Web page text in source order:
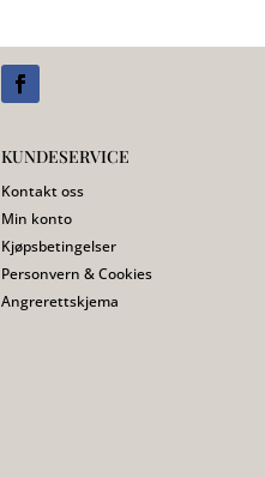
KUNDESERVICE
Kontakt oss
Min konto
Kjøpsbetingelser
Personvern & Cookies
Angrerettskjema